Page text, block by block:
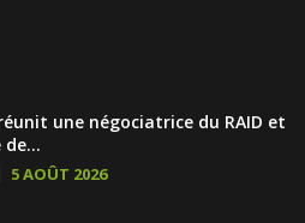
une négociatrice du RAID et
5 AOÛT 2026